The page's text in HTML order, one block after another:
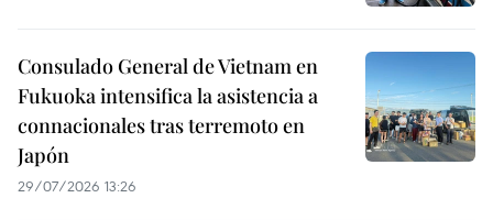
Consulado General de Vietnam en
Fukuoka intensifica la asistencia a
connacionales tras terremoto en
Japón
29/07/2026 13:26